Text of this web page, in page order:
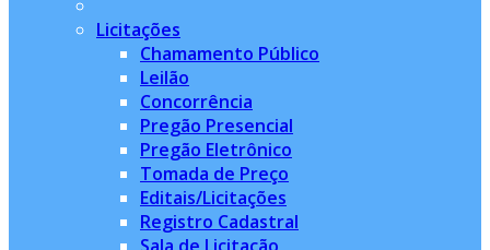
Licitações
Chamamento Público
Leilão
Concorrência
Pregão Presencial
Pregão Eletrônico
Tomada de Preço
Editais/Licitações
Registro Cadastral